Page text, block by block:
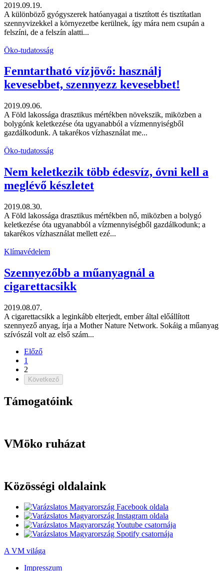
2019.09.19.
A különböző gyógyszerek hatóanyagai a tisztított és tisztítatlan
szennyvizekkel a környezetbe kerülnek, így mára nem csupán a
felszíni, de a felszín alatti...
Öko-tudatosság
Fenntartható vízjövő: használj
kevesebbet, szennyezz kevesebbet!
2019.09.06.
A Föld lakossága drasztikus mértékben növekszik, miközben a
bolygónk keletkezése óta ugyanabból a vízmennyiségből
gazdálkodunk. A takarékos vízhasználat me...
Öko-tudatosság
Nem keletkezik több édesvíz, óvni kell a
meglévő készletet
2019.08.30.
A Föld lakossága drasztikus mértékben nő, miközben a bolygó
keletkezése óta ugyanabból a vízmennyiségből gazdálkodunk; a
takarékos vízhasználat mellett ezé...
Klímavédelem
Szennyezőbb a műanyagnál a
cigarettacsikk
2019.08.07.
A cigarettacsikk a leginkább elterjedt, ember által előállított
szennyező anyag, írja a Mother Nature Network. Sokáig a műanyag
szívószál volt az első szám...
Előző
1
2
Következő
Támogatóink
VMöko ruházat
Közösségi oldalaink
A VM világa
Impresszum